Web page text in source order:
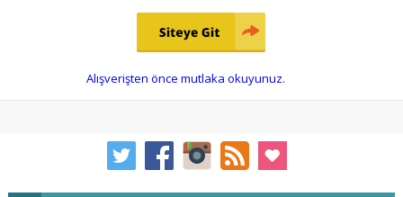
Alışverişten önce mutlaka okuyunuz.